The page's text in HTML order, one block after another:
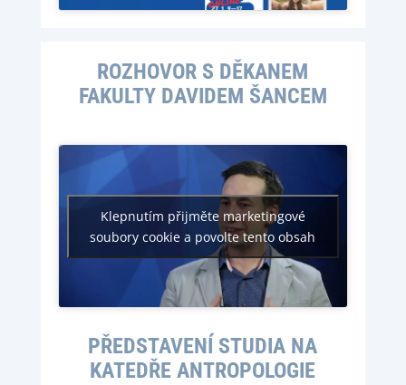
ROZHOVOR S DĚKANEM
FAKULTY DAVIDEM ŠANCEM
Klepnutím přijměte marketingové
soubory cookie a povolte tento obsah
PŘEDSTAVENÍ STUDIA NA
KATEDŘE ANTROPOLOGIE